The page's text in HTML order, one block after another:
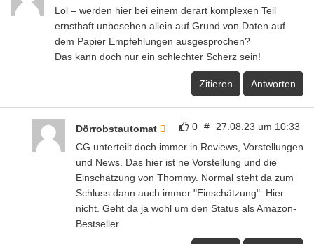
Lol – werden hier bei einem derart komplexen Teil
ernsthaft unbesehen allein auf Grund von Daten auf
dem Papier Empfehlungen ausgesprochen?
Das kann doch nur ein schlechter Scherz sein!
Zitieren Antworten
0 # 27.08.23 um 10:33
Dörrobstautomat
CG unterteilt doch immer in Reviews, Vorstellungen
und News. Das hier ist ne Vorstellung und die
Einschätzung von Thommy. Normal steht da zum
Schluss dann auch immer "Einschätzung". Hier
nicht. Geht da ja wohl um den Status als Amazon-
Bestseller.